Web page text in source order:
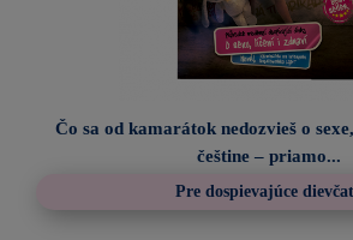
Čo sa od kamarátok nedozvieš o
češtine – priamo...
Pre dospievajúce